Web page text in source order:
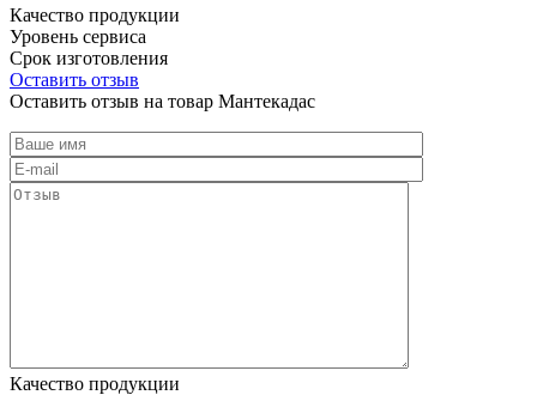
Качество продукции
Уровень сервиса
Срок изготовления
Оставить отзыв
Оставить отзыв на товар Мантекадас
Качество продукции